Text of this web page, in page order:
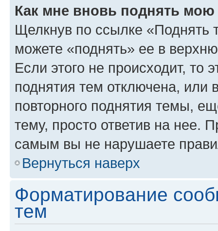
Как мне вновь поднять мою
Щелкнув по ссылке «Поднять
можете «поднять» ее в
Если этого не происходит, то
поднятия тем отключена, или
повторного поднятия темы,
тему, просто ответив на нее.
самым вы не нарушаете
Вернуться наверх
Форматирование
тем